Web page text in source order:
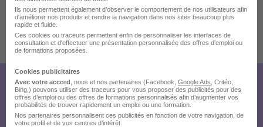
7 de plus
Publiée le 11/07/2026 - Réf : 3948258/28286750 PDM/31T
Créez votre compte Hellowork et
envoyez votre candidature !
Ils nous permettent également d’observer le comportement de nos utilisateurs afin
d'améliorer nos produits et rendre la navigation dans nos sites beaucoup plus
rapide et fluide.
Ces cookies ou traceurs permettent enfin de personnaliser les interfaces de
consultation et d'effectuer une présentation personnalisée des offres d'emploi ou
de formations proposées.
Cookies publicitaires
Avec votre accord , nous et nos partenaires (Facebook, Google Ads , Critéo,
Bing,) pouvons utiliser des traceurs pour vous proposer des publicités pour des
offres d’emploi ou des offres de formations personnalisés afin d’augmenter vos
probabilités de trouver rapidement un emploi ou une formation.
Nos partenaires personnalisent ces publicités en fonction de votre navigation, de
votre profil et de vos centres d’intérêt.